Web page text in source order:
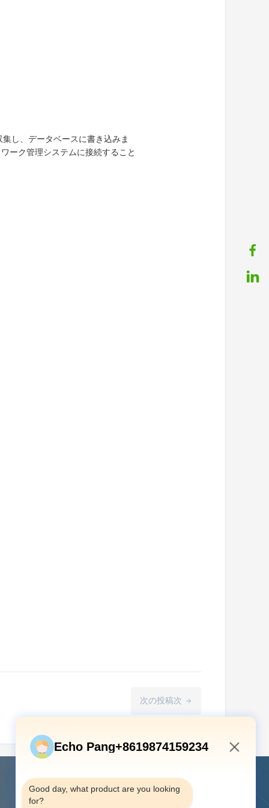
し、データベースに書き込みま
ーク管理システムに接続すること
次の投稿次
私達に連絡しなさい
Echo Pang+8619874159234
Good day, what product are you looking
for?